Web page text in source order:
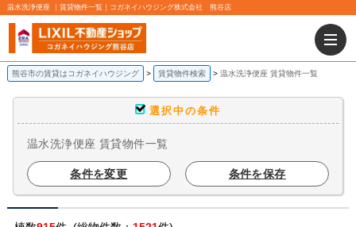
温水洗浄便座 ｜賃貸物件一覧｜コガネイハウジング株式会社 熊谷店
熊谷市の賃貸はコガネイハウジング 賃貸物件検索 温水洗浄便座 賃貸物件一覧
選択中の条件
温水洗浄便座 賃貸物件一覧
条件を変更 条件を保存